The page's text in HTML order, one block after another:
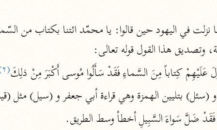
أخرى
أضواء البيان
محمد الأمين الشنقيطي (١٣٩٤ هـ)
نحو ١١ مجلدًا
نظم الدرر
البقاعي (٨٨٥ هـ)
نحو ٢٠ مجلدًا
مركَّزة
وتصديق هذا القول قوله تعالى:
عَلَيْهِمْ كِتاباً مِنَ السَّماءِ فَقَدْ سَأَلُوا مُوسى أَكْبَرَ مِنْ ذلِكَ(٢)
و (سئل) بتليين الهمزة وهي قراءة أبي جعفر و (سيل) مثل
فَقَدْ ضَلَّ سَواءَ السَّبِيلِ أخطأ وسط الطريق.